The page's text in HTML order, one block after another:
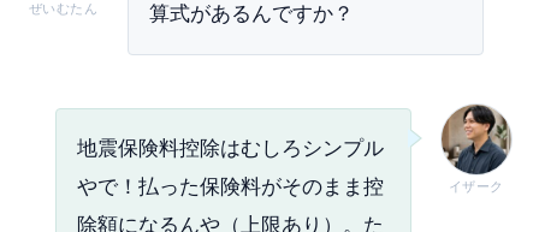
ぜいむたん
算式があるんですか？
イザーク
地震保険料控除はむしろシンプル
やで！払った保険料がそのまま控
除額になるんや（上限あり）。た